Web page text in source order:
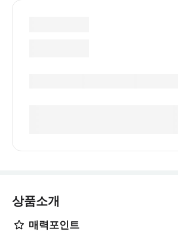
상품소개
매력포인트